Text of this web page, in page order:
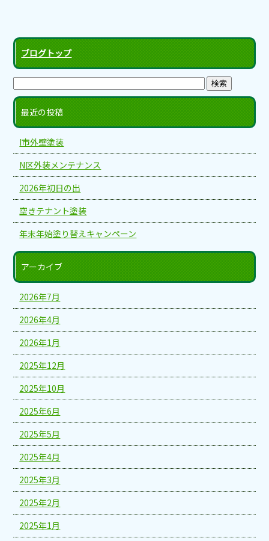
ブログトップ
最近の投稿
I市外壁塗装
N区外装メンテナンス
2026年初日の出
空きテナント塗装
年末年始塗り替えキャンペーン
アーカイブ
2026年7月
2026年4月
2026年1月
2025年12月
2025年10月
2025年6月
2025年5月
2025年4月
2025年3月
2025年2月
2025年1月